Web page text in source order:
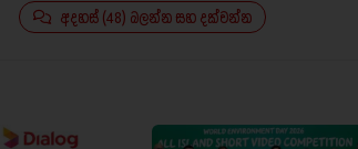
අදහස් (48) බලන්න සහ දක්වන්න